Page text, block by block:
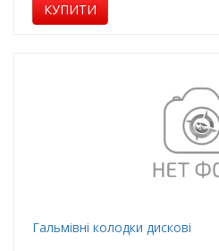
КУПИТИ
Гальмівні колодки дискові